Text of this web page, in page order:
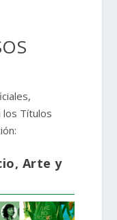
los Títulos
Arte y